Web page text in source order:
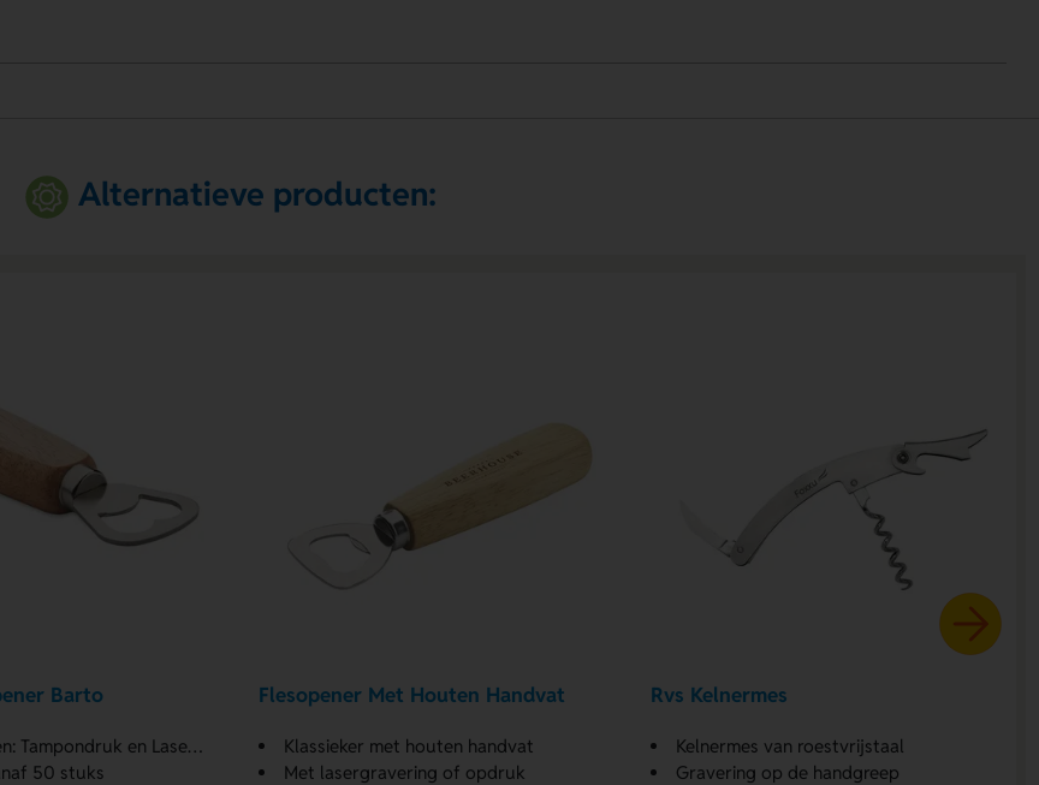
Alternatieve producten:
Barto
en Lasergraveren
50 stuks
Flesopener Met Houten Handvat
Klassieker met houten handvat
Met lasergravering of opdruk
Rvs Kelnermes
Kelnermes van roestvrijstaal
Gravering op de handgreep